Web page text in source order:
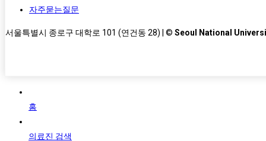
자주묻는질문
서울특별시 종로구 대학로 101 (연건동 28) | © Seoul National
홈
의료진 검색